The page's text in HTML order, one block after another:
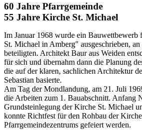
60 Jahre Pfarrgemeinde
55 Jahre Kirche St. Michael
Im Januar 1968 wurde ein Bauwettbewerb
St. Michael in Amberg" ausgeschrieben,
beteiligten. Architekt Baur aus Weiden
für sich und übernahm dann die Planung
die auf der klaren, sachlichen Architektur
Sebastian basierte.
Am Tag der Mondlandung, am 21. Juli
die Arbeiten zum 1. Bauabschnitt. Anfang
Grundsteinlegung der Kirche St. Michael
konnte Richtfest für den Rohbau der
Pfarrgemeindezentrums gefeiert werden.